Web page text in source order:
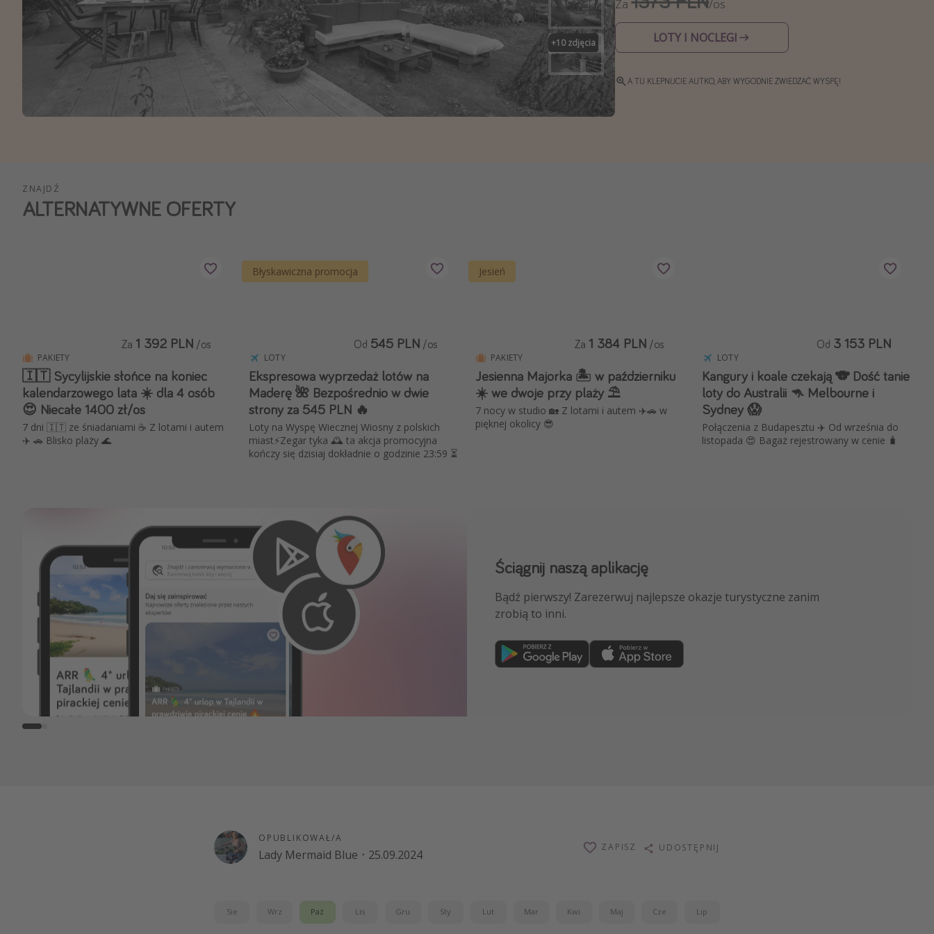
Wszystkie
+10 zdjęcia
Za /os
LOTY I NOCLEGI
A TU KLEPNIJCIE AUTKO, ABY WYGODNIE ZWIEDZAĆ WYSPĘ!
ZNAJDŹ
ALTERNATYWNE OFERTY
PAKIETY
🇮🇹 Sycylijskie słońce na koniec
kalendarzowego lata ☀️ dla 4 osób
😍 Niecałe 1400 zł/os
7 dni 🇮🇹 ze śniadaniami ☕️ Z lotami i autem
✈️ 🚗 Blisko plaży 🌊
Za 1 392 PLN /os
Błyskawiczna promocja
LOTY
Ekspresowa wyprzedaż lotów na
Maderę 🌺 Bezpośrednio w dwie
strony za 545 PLN 🔥
Loty na Wyspę Wiecznej Wiosny z polskich
miast⚡️Zegar tyka 🕰️ ta akcja promocyjna
kończy się dzisiaj dokładnie o godzinie 23:59 ⏳
Od 545 PLN /os
Jesień
PAKIETY
Jesienna Majorka 🏝️ w październiku
☀️ we dwoje przy plaży ⛱️
7 nocy w studio 🏡 Z lotami i autem ✈️🚗 w
pięknej okolicy 😎
Za 1 384 PLN /os
LOTY
Kangury i koale czekają 🐨 Dość tanie
loty do Australii 🦘 Melbourne i
Sydney 😱
Połączenia z Budapesztu ✈️ Od września do
listopada 😍 Bagaż rejestrowany w cenie 🧳
Od 3 153 PLN
Ściągnij naszą aplikację
Bądź pierwszy! Zarezerwuj najlepsze okazje turystyczne zanim
zrobią to inni.
Dołącz do naszego kanału na WhatsApp
NAJLEPSZE oferty podróżnicze, porady ekspertów i wiele więcej!
Dołącz teraz
OPUBLIKOWAŁ/A
Lady Mermaid Blue · 25.09.2024
ZAPISZ UDOSTĘPNIJ
Sie Wrz Paź Lis Gru Sty Lut Mar Kwi Maj Cze Lip